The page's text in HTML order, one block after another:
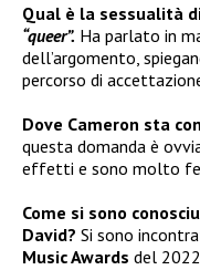
Qual è la sessualità
“queer”. Ha parlato in
dell’argomento,
percorso di
Dove Cameron sta
questa domanda è
effetti e sono molto
Come si sono
David? Si sono
Music Awards del